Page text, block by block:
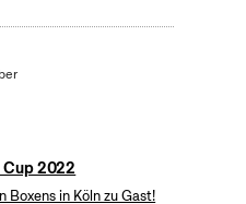
Cup 2022
in Köln zu Gast!